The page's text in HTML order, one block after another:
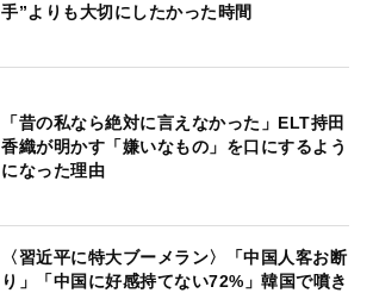
手”よりも大切にしたかった時間
「昔の私なら絶対に言えなかった」ELT持田
香織が明かす「嫌いなもの」を口にするよう
になった理由
〈習近平に特大ブーメラン〉「中国人客お断
り」「中国に好感持てない72%」韓国で噴き